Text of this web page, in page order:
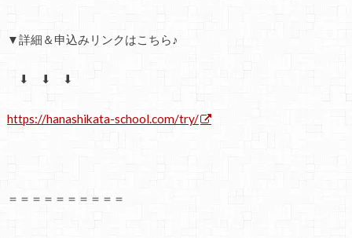
▼詳細＆申込み リンクはこちら♪
⬇ ⬇ ⬇
https://hanashikata-school.com/try/
＝＝＝＝＝＝＝＝＝＝